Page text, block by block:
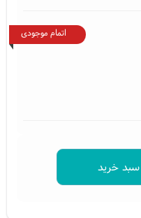
اتمام موجودی